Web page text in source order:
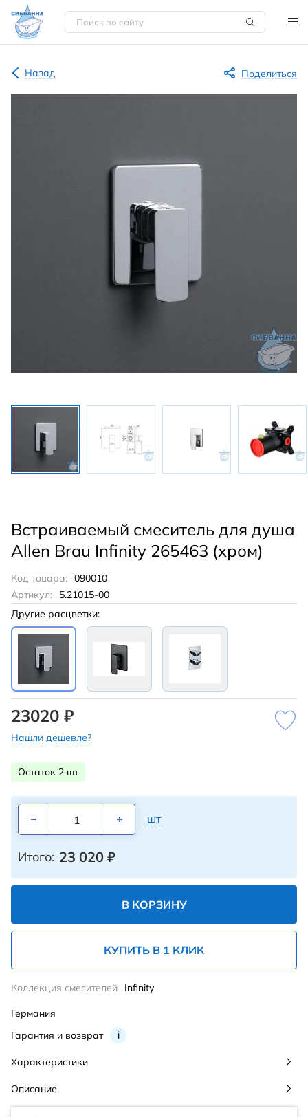
Назад Поделиться
Встраиваемый смеситель для душа
Allen Brau Infinity 265463 (хром)
Код товара: 090010
Артикул:
5.21015-00
Другие расцветки:
23020 ₽
Нашли дешевле?
Остаток 2 шт
шт
Итого: 23 020 ₽
В КОРЗИНУ
КУПИТЬ В 1 КЛИК
Гарантия и возврат i
Коллекция смесителей Infinity
Германия
Характеристики
Описание